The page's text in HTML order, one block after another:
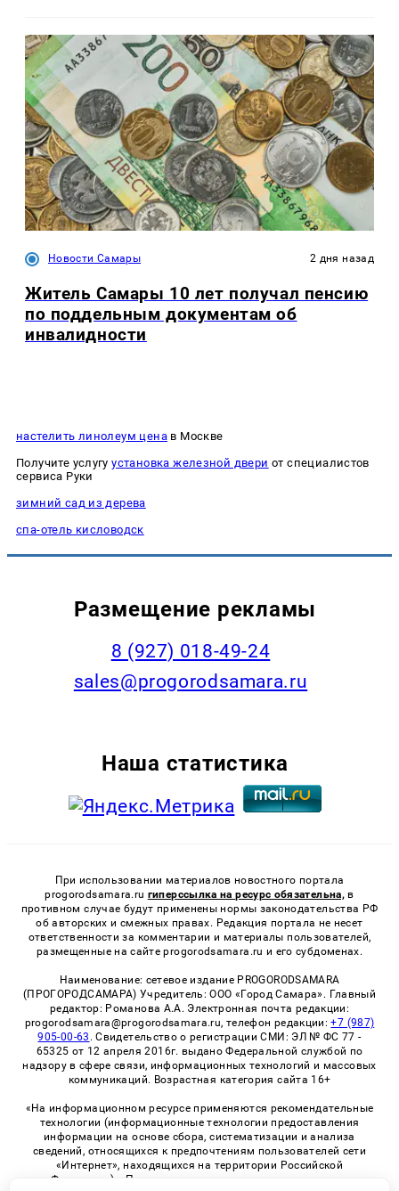
Новости Самары 2 дня назад
Житель Самары 10 лет получал пенсию
по поддельным документам об
инвалидности
настелить линолеум ценав Москве
Получите услугуустановка железной двери от специалистов
сервиса Руки
зимний сад из дерева
спа-отель кисловодск
Размещение рекламы
8 (927) 018-49-24
sales@progorodsamara.ru
Наша статистика
При использовании материалов новостного портала
progorodsamara.ru гиперссылка на ресурс обязательна, в
противном случае будут применены нормы законодательства РФ
об авторских и смежных правах. Редакция портала не несет
ответственности за комментарии и материалы пользователей,
размещенные на сайте progorodsamara.ru и его субдоменах.
Наименование: сетевое издание PROGORODSAMARA
(ПРОГОРОДСАМАРА) Учредитель: ООО «Город Самара». Главный
редактор: Романова А.А. Электронная почта редакции:
progorodsamara@progorodsamara.ru, телефон редакции:+7 (987)
905-00-63 . Свидетельство о регистрации СМИ: ЭЛ № ФС 77 -
65325 от 12 апреля 2016г. выдано Федеральной службой по
надзору в сфере связи, информационных технологий и массовых
коммуникаций. Возрастная категория сайта 16+
«На информационном ресурсе применяются рекомендательные
технологии (информационные технологии предоставления
информации на основе сбора, систематизации и анализа
сведений, относящихся к предпочтениям пользователей сети
«Интернет», находящихся на территории Российской
Федерации)». Правила применения рекомендательных